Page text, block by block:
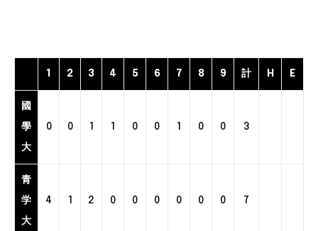
1 2 3 4 5 6 7 8 9 計 H E
國
學
大
0 0 1 1 0 0 1 0 0 3
青
学
大
4 1 2 0 0 0 0 0 0 7